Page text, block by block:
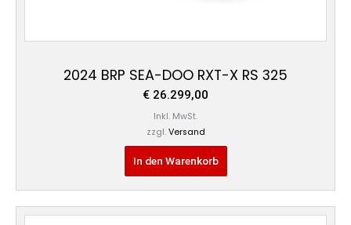
2024 BRP SEA-DOO RXT-X RS 325
€ 26.299,00
Inkl. MwSt.
zzgl. Versand
In den Warenkorb
Preisspanne:
Dieses